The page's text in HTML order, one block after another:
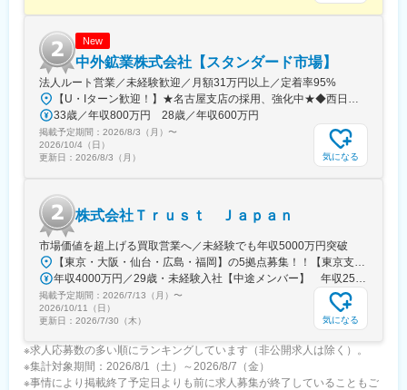
New
中外鉱業株式会社【スタンダード市場】
法人ルート営業／未経験歓迎／月額31万円以上／定着率95%
33歳／年収800万円 28歳／年収600万円
掲載予定期間： 2026/8/3（月） 〜
2026/10/4（日）
更新日： 2026/8/3（月） 気になる
株式会社Ｔｒｕｓｔ Ｊａｐａｎ
市場価値を超上げる買取営業へ／未経験でも年収5000万円突破
掲載予定期間： 2026/7/13（月） 〜
2026/10/11（日）
更新日： 2026/7/30（木） 気になる
※求人応募数の多い順にランキングしています（非公開求人は除く）。
※集計対象期間：2026/8/1（土）～2026/8/7（金）
※事情により掲載終了予定日よりも前に求人募集が終了していることもご